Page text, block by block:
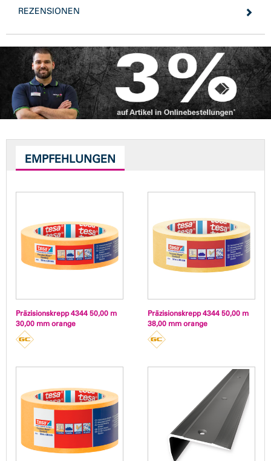
REZENSIONEN
EMPFEHLUNGEN
Präzisionskrepp 4344 50,00 m
30,00 mm orange
Präzisionskrepp 4344 50,00 m
38,00 mm orange